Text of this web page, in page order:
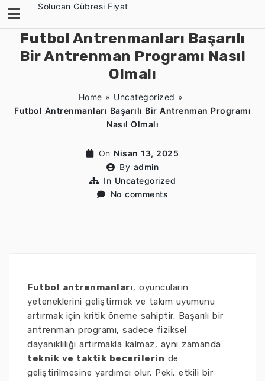
content
Solucan Gübresi Fiyat
Futbol Antrenmanları Başarılı
Bir Antrenman Programı Nasıl
Olmalı
Home » Uncategorized »
Futbol Antrenmanları Başarılı Bir Antrenman Programı
Nasıl Olmalı
On Nisan 13, 2025
By admin
In Uncategorized
No comments
Futbol antrenmanları, oyuncuların
yeteneklerini geliştirmek ve takım uyumunu
artırmak için kritik öneme sahiptir. Başarılı bir
antrenman programı, sadece fiziksel
dayanıklılığı artırmakla kalmaz, aynı zamanda
teknik ve taktik becerilerin de
geliştirilmesine yardımcı olur. Peki, etkili bir